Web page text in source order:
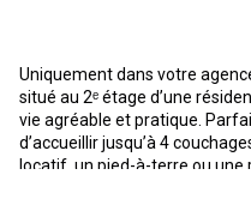
Uniquement dans votre
situé au 2ᵉ étage d’une
vie agréable et pratique.
d’accueillir jusqu’à 4
locatif, un pied-à-terre ou une